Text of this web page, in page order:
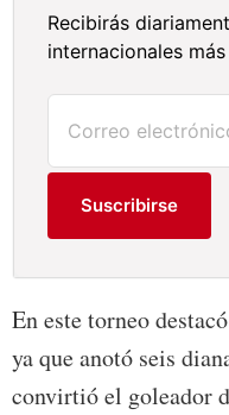
Recibirás
internacionales
Suscribirse
En este torneo
ya que anotó seis
convirtió el goleador